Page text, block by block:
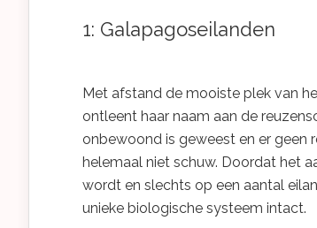
1: Galapagoseilanden
Met afstand de mooiste plek van
ontleent haar naam aan de
onbewoond is geweest en er geen
helemaal niet schuw. Doordat het
wordt en slechts op een aantal
unieke biologische systeem intact.